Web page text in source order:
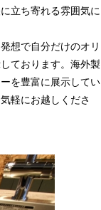
立ち寄れる雰囲気に
想で自分だけのオリ
ております。海外製
を豊富に展示してい
軽にお越しくださ